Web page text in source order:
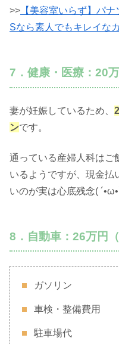
>> 【美容室いらず】パ
Sなら素人でもキレイな
7．健康・医療：20
妻が妊娠しているため、
ンです。
通っている産婦人科はご
いるようですが、現金払
いのが実は心底残念(
8．自動車：26万円（
ガソリン
車検・整備費用
駐車場代